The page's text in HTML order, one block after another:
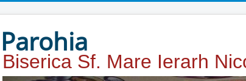
Parohia
Biserica Sf. Mare Ierarh